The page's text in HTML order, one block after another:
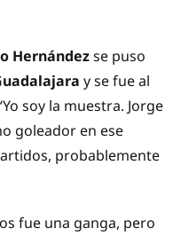
Hernándezse puso
y se fue al
soy la muestra. Jorge
goleador en ese
probablemente
fue una ganga, pero